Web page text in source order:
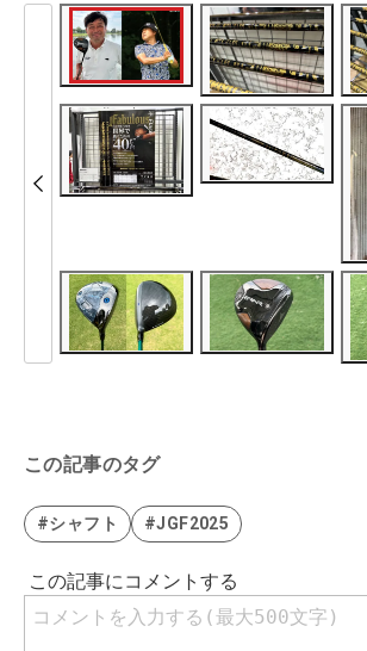
この記事のタグ
#シャフト #JGF2025